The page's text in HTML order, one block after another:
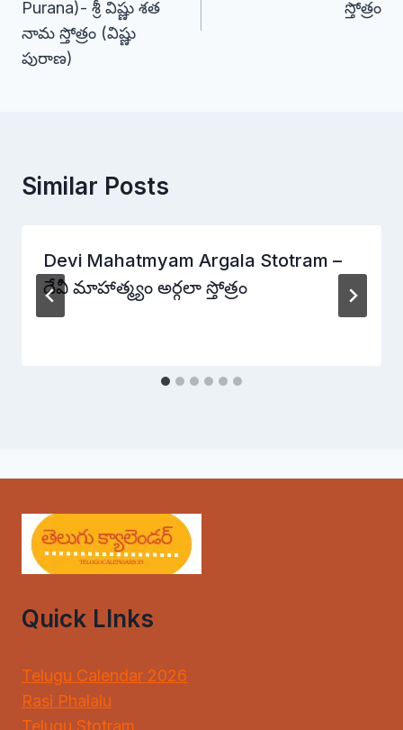
Purana)- శ్రీ విష్ణు శత
నామ స్తోత్రం (విష్ణు
పురాణ)
స్తోత్రం
Similar Posts
Devi Mahatmyam Argala Stotram –
దేవీ మాహాత్మ్యం అర్గలా స్తోత్రం
Quick LInks
Telugu Calendar 2026
Rasi Phalalu
Telugu Stotram